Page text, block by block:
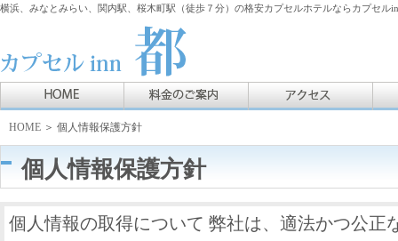
横浜、みなとみらい、関内駅、桜木町駅（徒歩７分）の格安カプセルホテルならカプセル
HOME ＞ 個人情報保護方針
個人情報保護方針
個人情報の取得について 弊社は、適法かつ公正